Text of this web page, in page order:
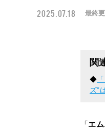
2025.07.18 最終
関
◆
ズ”
「エ